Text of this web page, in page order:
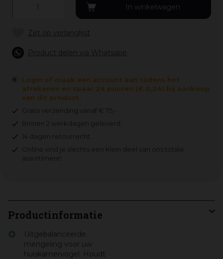
Product delen via Whatsapp
Login of maak een account aan tijdens het
afrekenen en spaar 24 punten (€ 0,24) bij aankoop
van dit product.
Gratis verzending vanaf € 75,-
Binnen 2 werkdagen geleverd.
14 dagen retourrecht.
Online vind je slechts een klein deel van ons totale
assortiment!
Productinformatie
Uitgebalanceerde
mengeling voor uw
huiskamervogel. Houdt